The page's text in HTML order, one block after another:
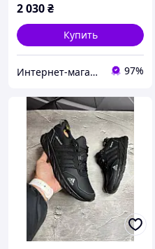
2 030₴
Купить
Интернет-магазин «Step Master» 97%